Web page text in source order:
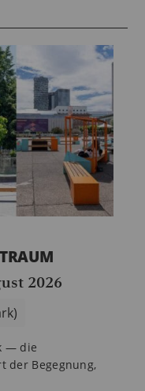
2026
— die
der Begegnung,